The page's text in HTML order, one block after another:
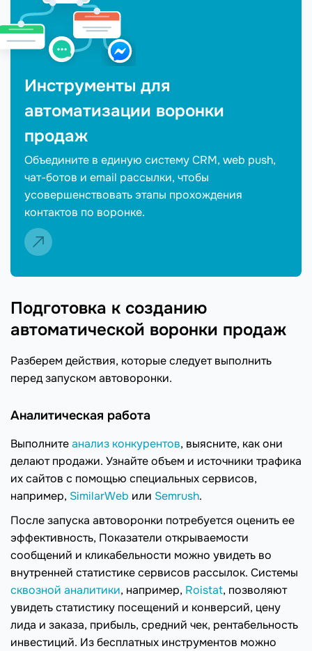
Инструменты для
автоматизации воронки
продаж
Объедините в единую систему CRM, web push,
чат-ботов и email рассылки, чтобы
усовершенствовать этапы прохождения
контактов по воронке.
Подготовка к созданию
автоматической воронки продаж
Разберем действия, которые следует выполнить
перед запуском автоворонки.
Аналитическая работа
Выполнитеанализ конкурентов, выясните, как они
делают продажи. Узнайте объем и источники трафика
их сайтов с помощью специальных сервисов,
например, SimilarWeb или Semrush.
После запуска автоворонки потребуется оценить ее
эффективность, Показатели открываемости
сообщений и кликабельности можно увидеть во
внутренней статистике сервисов рассылок. Системы
сквозной аналитики, например, Roistat, позволяют
увидеть статистику посещений и конверсий, цену
лида и заказа, прибыль, средний чек, рентабельность
инвестиций. Из бесплатных инструментов можно